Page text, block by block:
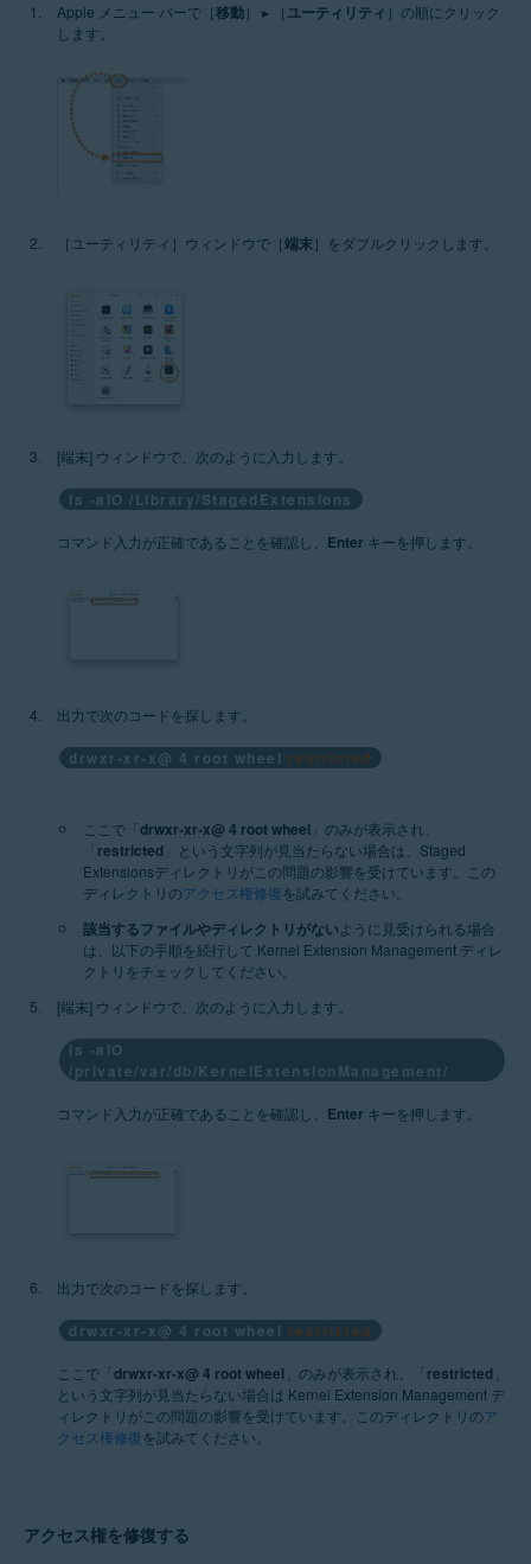
Apple メニュー バーで［移動］ ▸ ［ ユーティリティ ］の順にクリック
します。
［ユーティリティ］ウィンドウで［端末］をダブルクリックします。
[端末] ウィンドウで、次のように入力します。
ls -alO /Library/StagedExtensions
コマンド入力が正確であることを確認し、 Enter キーを押します。
出力で次のコードを探します。
drwxr-xr-x@ 4 root wheel restricted
ここで「 drwxr-xr-x@ 4 root wheel 」のみが表示され、
「 restricted 」という文字列が見当たらない場合は、Staged
Extensionsディレクトリがこの問題の影響を受けています。この
ディレクトリのアクセス権修復 を試みてください。
該当するファイルやディレクトリがないように見受けられる場合
は、以下の手順を続行して Kernel Extension Management ディレ
クトリをチェックしてください。
[端末] ウィンドウで、次のように入力します。
ls -alO
/private/var/db/KernelExtensionManagement/
コマンド入力が正確であることを確認し、 Enter キーを押します。
出力で次のコードを探します。
drwxr-xr-x@ 4 root wheel restricted
ここで「 drwxr-xr-x@ 4 root wheel 」のみが表示され、「 restricted
という文字列が見当たらない場合は Kernel Extension Management デ
ィレクトリがこの問題の影響を受けています。このディレクトリのア
クセス権修復 を試みてください。
アクセス権を修復する